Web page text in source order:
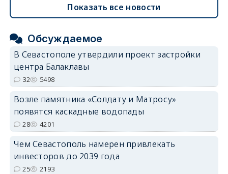
Показать все новости
Обсуждаемое
В Севастополе утвердили проект застройки
центра Балаклавы
32 5498
Возле памятника «Солдату и Матросу»
появятся каскадные водопады
28 4201
Чем Севастополь намерен привлекать
инвесторов до 2039 года
25 2193